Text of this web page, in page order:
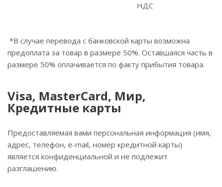
НДС
*В случае перевода с банковской карты возможна
предоплата за товар в размере 50%. Оставшаяся часть в
размере 50% оплачивается по факту прибытия товара.
Visa, MasterCard, Мир,
Кредитные карты
Предоставляемая вами персональная информация (имя,
адрес, телефон, e-mail, номер кредитной карты)
является конфиденциальной и не подлежит
разглашению.